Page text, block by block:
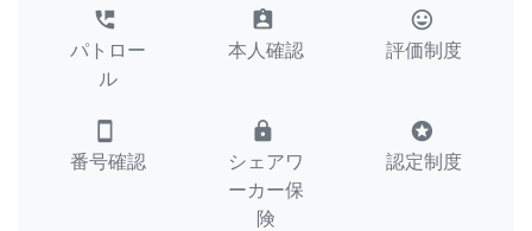
perm_phone_msg
パトロー
ル
assignment_ind
本人確認
tag_faces
評価制度
smartphone
番号確認
lock
シェアワ
ーカー保
険
stars
認定制度